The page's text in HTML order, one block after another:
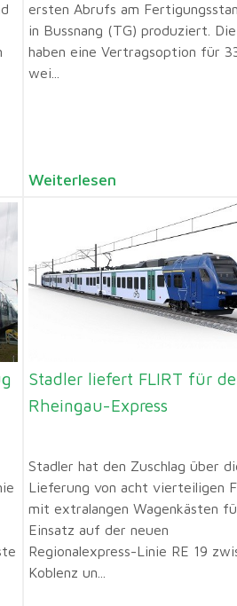
ersten Abrufs am
in Bussnang (TG) produziert.
haben eine Vertragsoption für
wei...
Weiterlesen
Stadler liefert FLIRT für
Rheingau-Express
Stadler hat den Zuschlag über
Lieferung von acht vierteiligen
mit extralangen Wagenkästen
Einsatz auf der neuen
Regionalexpress-Linie RE 19
Koblenz un...